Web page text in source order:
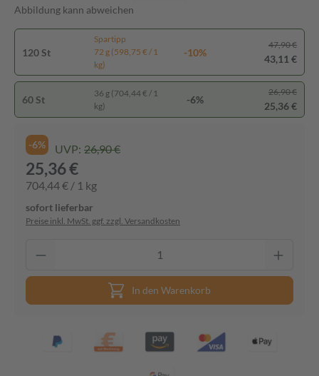
Abbildung kann abweichen
120 St
Spartipp
72 g (598,75 € / 1
kg)
-10%
47,90 €
43,11 €
60 St
36 g (704,44 € / 1
kg)
-6%
26,90 €
25,36 €
-6% UVP: 26,90 €
25,36 €
704,44 € / 1 kg
sofort lieferbar
Preise inkl. MwSt. ggf. zzgl. Versandkosten
In den Warenkorb